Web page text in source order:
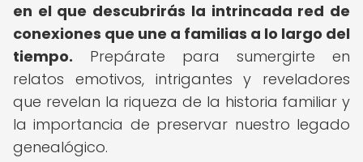
en el que descubrirás la intrincada red de
conexiones que une a familias a lo largo del
tiempo. Prepárate para sumergirte en
relatos emotivos, intrigantes y reveladores
que revelan la riqueza de la historia familiar y
la importancia de preservar nuestro legado
genealógico.